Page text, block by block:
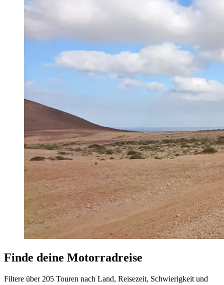
Finde deine Motorradreise
Filtere über 205 Touren nach Land, Reisezeit, Schwierigkeit und